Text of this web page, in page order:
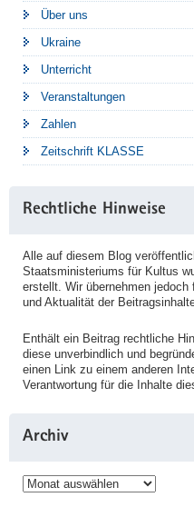
Über uns
Ukraine
Unterricht
Veranstaltungen
Zahlen
Zeitschrift KLASSE
Rechtliche Hinweise
Alle auf diesem Blog
Staatsministeriums für Kultus
erstellt. Wir übernehmen
und Aktualität der
Enthält ein Beitrag rechtliche
diese unverbindlich und
einen Link zu einem anderen
Verantwortung für die Inhalte
Archiv
Archiv